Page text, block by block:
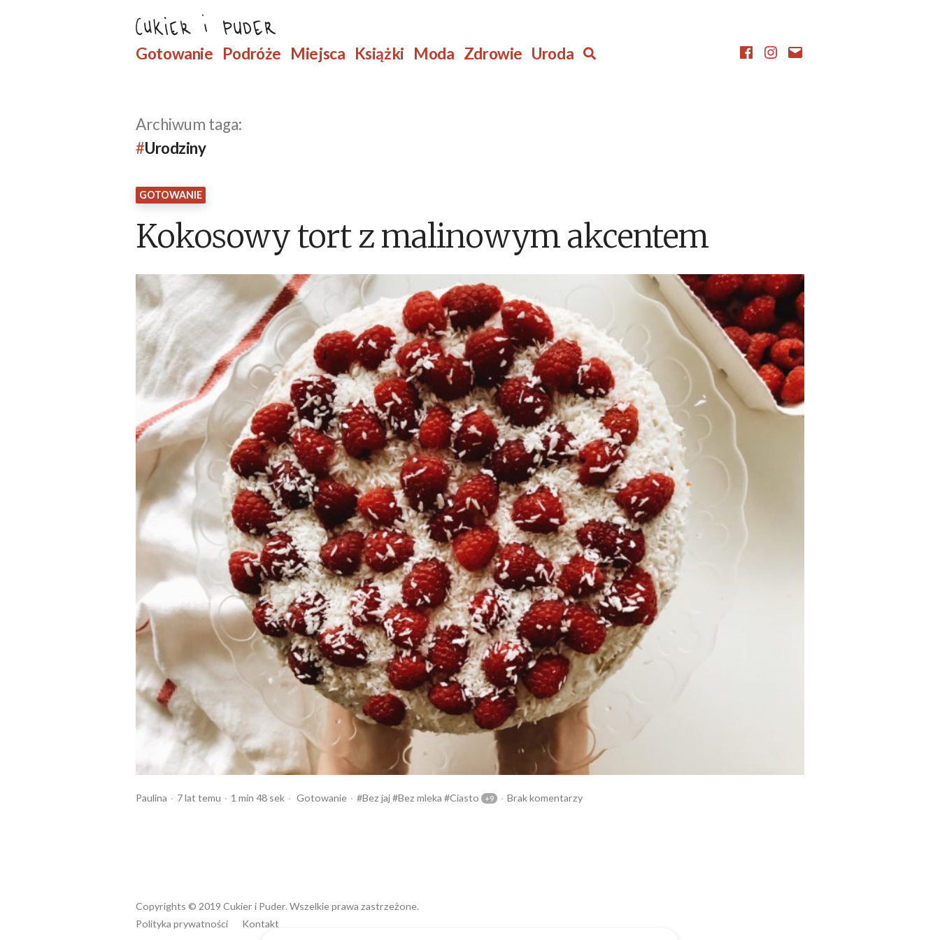
Szukaj
Gotowanie Podróże Miejsca Książki Moda Zdrowie Uroda Szukaj Facebook
Instagram
Napisz
Archiwum taga:
Urodziny
GOTOWANIE
Kokosowy tort z malinowym akcentem
Opublikowany
Paulina 7 lat temu
Czas
1 min 48 sek
Opublikowany
Gotowanie Tagi:
Bez jaj Bez mleka Ciasto Brak komentarzy
Copyrights © 2019 Cukier i Puder. Wszelkie prawa zastrzeżone.
Polityka prywatności
Kontakt